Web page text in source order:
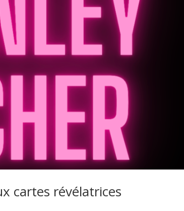
cartes révélatrices